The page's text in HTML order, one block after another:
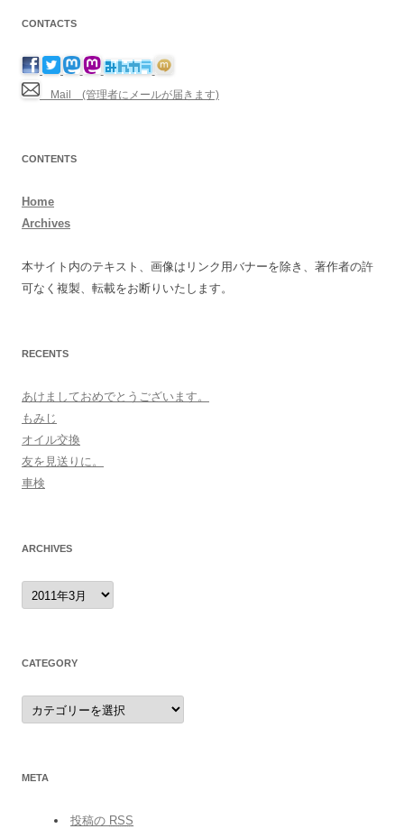
CONTACTS
Mail (管理者にメールが届きます)
CONTENTS
Home
Archives
本サイト内のテキスト、画像はリンク用バナーを除き、著作者の許
可なく複製、転載をお断りいたします。
RECENTS
あけましておめでとうございます。
もみじ
オイル交換
友を見送りに。
車検
ARCHIVES
archives
CATEGORY
category
META
投稿の RSS